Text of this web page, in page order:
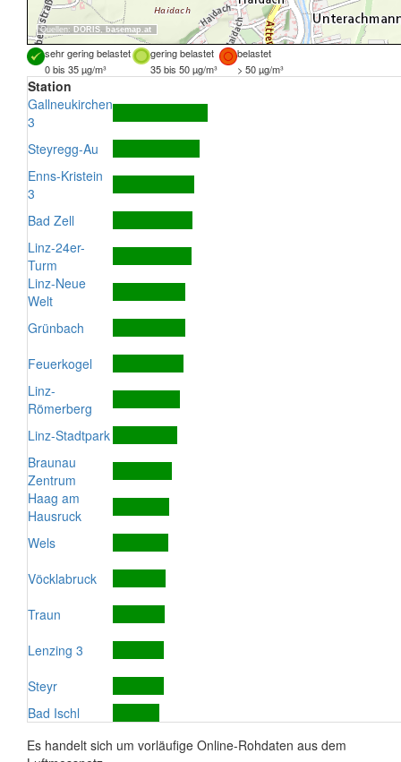
Quellen: DORIS, basemap.at
sehr gering belastet gering belastet
belastet
0 bis 35 µg/m³
35 bis 50 µg/m³ > 50 µg/m³
Station
Gallneukirchen
3
Steyregg-Au
Enns-Kristein
3
Bad Zell
Linz-24er-
Turm
Linz-Neue
Welt
Grünbach
Feuerkogel
Linz-
Römerberg
Linz-Stadtpark
Braunau
Zentrum
Haag am
Hausruck
Wels
Vöcklabruck
Traun
Lenzing 3
Steyr
Bad Ischl
Es handelt sich um vorläufige Online-Rohdaten aus dem